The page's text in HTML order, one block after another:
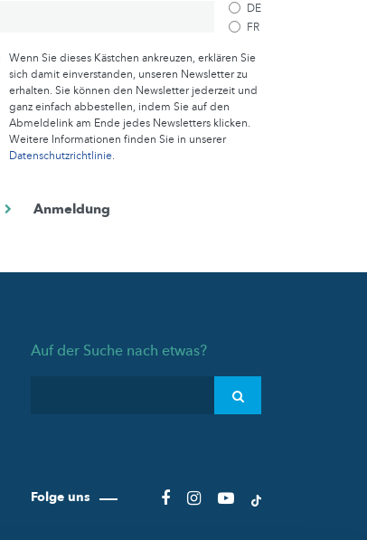
DE
FR
Wenn Sie dieses Kästchen ankreuzen, erklären Sie
sich damit einverstanden, unseren Newsletter zu
erhalten. Sie können den Newsletter jederzeit und
ganz einfach abbestellen, indem Sie auf den
Abmeldelink am Ende jedes Newsletters klicken.
Weitere Informationen finden Sie in unserer
Datenschutzrichtlinie.
Auf der Suche nach etwas?
Folge uns